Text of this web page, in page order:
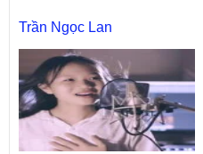
Trần Ngọc Lan